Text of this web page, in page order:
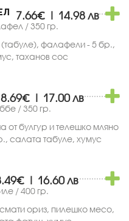
/ 350 гр.
7.66€ | 14.98 лв
фалафели - 5 бр.,
таханов сос
/ 350 гр.
8.69€ | 17.00 лв
от булгур и телешко мляно
салата табуле, хумус
/ 400 гр.
| 16.60 лв
ориз, пилешко месо,